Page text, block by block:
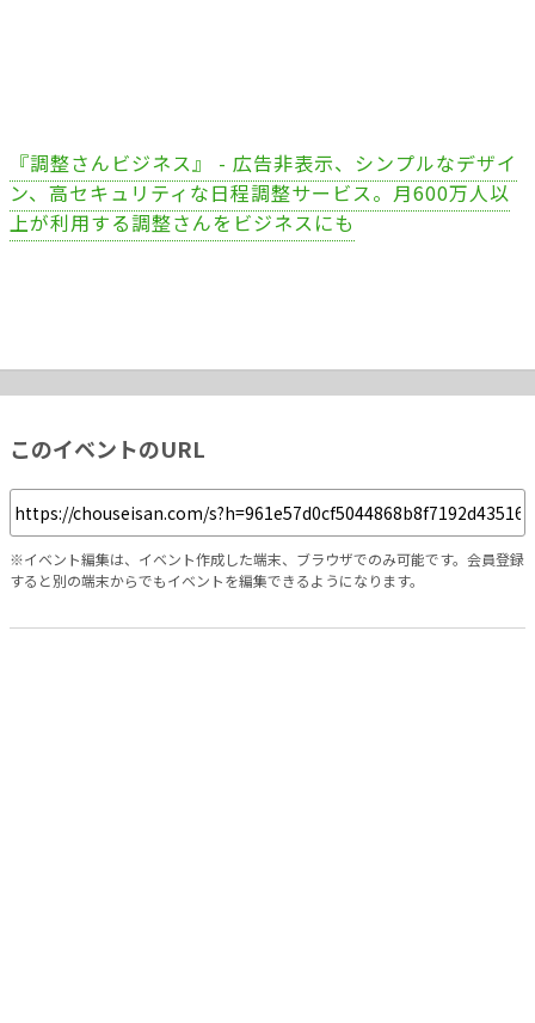
『調整さんビジネス』 - 広告非表示、シンプルなデザイ
ン、高セキュリティな日程調整サービス。月600万人以
上が利用する調整さんをビジネスにも
このイベントのURL
※イベント編集は、イベント作成した端末、ブラウザでのみ可能です。会員登録
すると別の端末からでもイベントを編集できるようになります。